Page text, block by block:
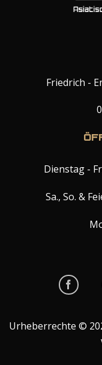
Friedrich -
Dienstag
Sa., So. &
Urheberrechte ©